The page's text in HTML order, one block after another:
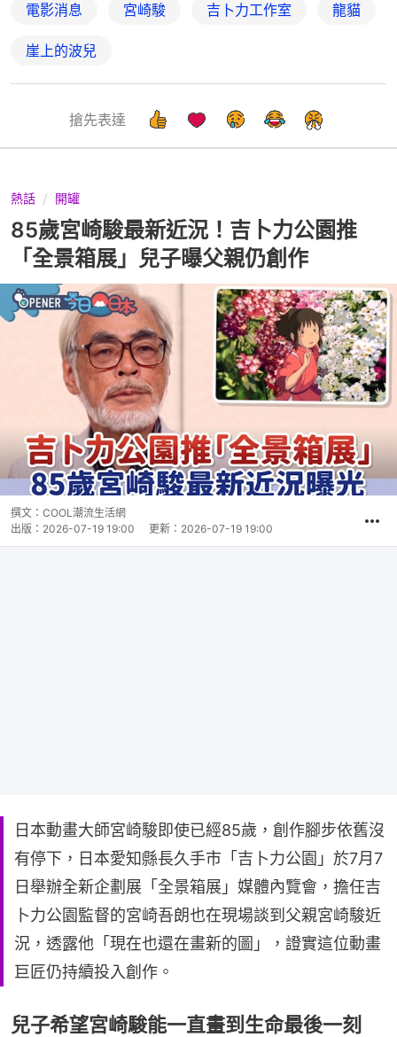
電影消息 宮崎駿 吉卜力工作室 龍貓
崖上的波兒
搶先表達
熱話 開罐
85歲宮崎駿最新近況！吉卜力公園推
「全景箱展」兒子曝父親仍創作
撰文： COOL潮流生活網
出版： 2026-07-19 19:00 更新： 2026-07-19 19:00
日本動畫大師宮崎駿即使已經85歲，創作腳步依舊沒
有停下，日本愛知縣長久手市「吉卜力公園」於7月7
日舉辦全新企劃展「全景箱展」媒體內覽會，擔任吉
卜力公園監督的宮崎吾朗也在現場談到父親宮崎駿近
況，透露他「現在也還在畫新的圖」，證實這位動畫
巨匠仍持續投入創作。
兒子希望宮崎駿能一直畫到生命最後一刻